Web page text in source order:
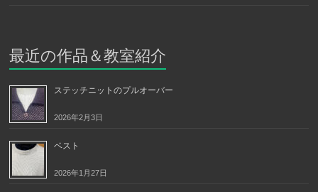
最近の作品＆教室紹介
ステッチニットのプルオーバー
2026年2月3日
ベスト
2026年1月27日